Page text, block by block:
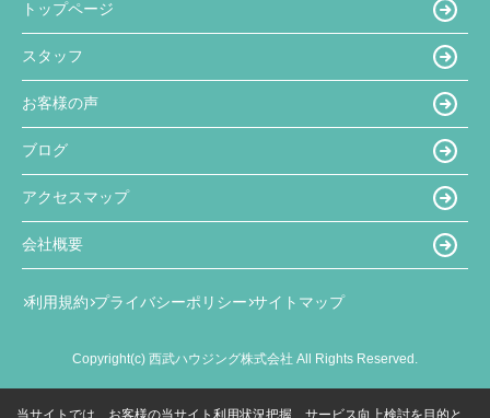
トップページ
スタッフ
お客様の声
ブログ
アクセスマップ
会社概要
利用規約 プライバシーポリシー サイトマップ
Copyright(c) 西武ハウジング株式会社 All Rights Reserved.
当サイトでは、お客様の当サイト利用状況把握、サービス向上検討を目的と